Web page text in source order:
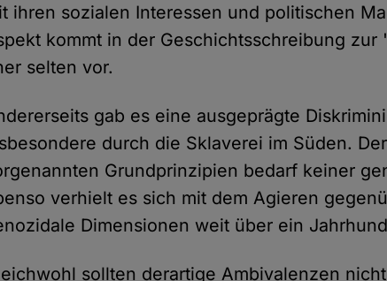
ihren sozialen Interessen und politischen
kommt in der Geschichtsschreibung zur
selten vor.
gab es eine ausgeprägte
durch die Sklaverei im Süden.
Grundprinzipien bedarf keiner
verhielt es sich mit dem Agieren
Dimensionen weit über ein
sollten derartige Ambivalenzen